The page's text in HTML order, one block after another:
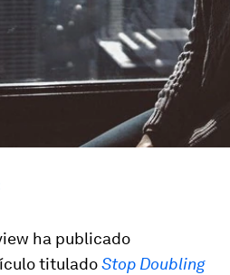
ha publicado
tituladoStop Doubling